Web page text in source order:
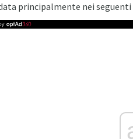
principalmente nei seguenti